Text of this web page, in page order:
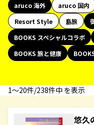
aruco 海外
aruco 国内
Resort Style
島旅
BOOKS スペシャルコラボ
BOOKS 旅と健康
1〜20件/238件中 を表示
悠久